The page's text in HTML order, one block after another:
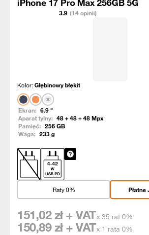
iPhone 17 Pro Max 256GB 5G
3.9 (14 opinii)
Kolor:Głębinowy błękit
Ekran: 6.9 "
Aparat tylny: 48 + 48 + 48Mpx
Pamięć: 256GB
Waga: 233g
4-42
W
USB PD
Raty 0%
151,02 zł + VATx 35 rat 0%
150,89 zł + VATx 1 rata 0%